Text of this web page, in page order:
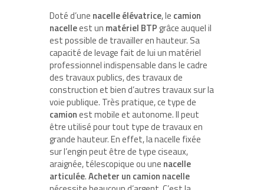
Doté d’une nacelle élévatrice, le camion
nacelleest un matériel BTP grâce auquel il
est possible de travailler en hauteur. Sa
capacité de levage fait de lui un matériel
professionnel indispensable dans le cadre
des travaux publics, des travaux de
construction et bien d’autres travaux sur la
voie publique. Très pratique, ce type de
camionest mobile et autonome. Il peut
être utilisé pour tout type de travaux en
grande hauteur. En effet, la nacelle fixée
sur l’engin peut être de type ciseaux,
araignée, télescopique ou une nacelle
articulée.Acheter un camion nacelle